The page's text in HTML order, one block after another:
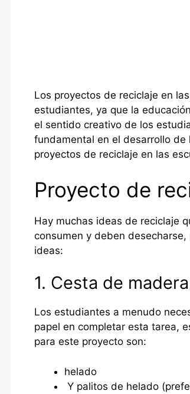
Los proyectos de reciclaje en
estudiantes, ya que la
el sentido creativo de los
fundamental en el desarrollo
proyectos de reciclaje en las
Proyecto de
Hay muchas ideas de reciclaje
consumen y deben
ideas:
1. Cesta de madera
Los estudiantes a menudo
papel en completar esta tarea,
para este proyecto son:
helado
Y palitos de helado